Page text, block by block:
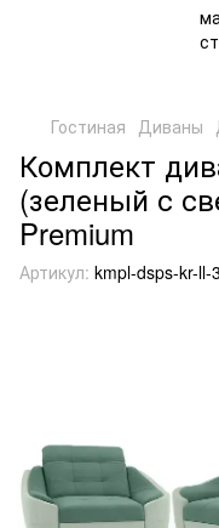
Гостиная Диваны
Комплект
(зеленый с
Premium
Артикул: kmpl-dsps-kr-ll-